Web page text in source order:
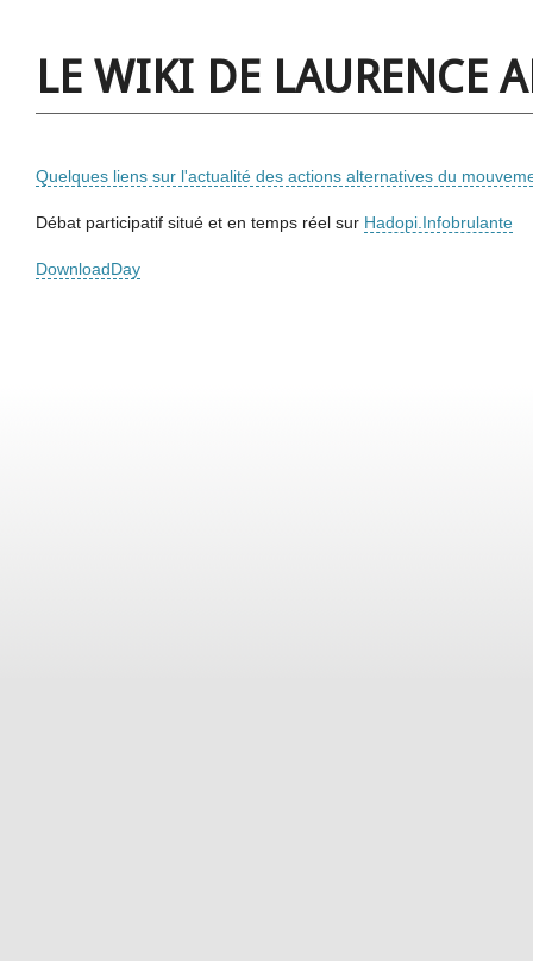
LE WIKI DE LAURENCE
Quelques liens sur l'actualité des actions alternatives du
Débat participatif situé et en temps réel sur Hadopi.Infobrulante
DownloadDay